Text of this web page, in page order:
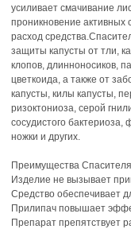
усиливает смачивание
проникновение активных
расход
защиты капусты от тли,
клопов, длинноносиков,
цветкоида, а также от
капусты, килы капусты,
ризоктониоза, серой
сосудистого
ножки и других.
Преимущества
Изделие не вызывает
Средство обеспечивает
Прилипач повышает
Препарат препятствует